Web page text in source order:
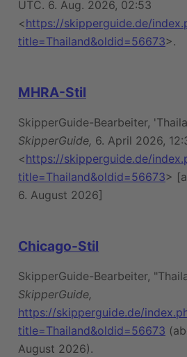
UTC. 6. Aug. 2026, 02:53
<https://skipperguide.de/
title=Thailand&oldid=56673>.
MHRA-Stil
SkipperGuide-Bearbeiter,
SkipperGuide, 6. April 2026,
<https://skipperguide.de/
title=Thailand&oldid=56673>
6. August 2026]
Chicago-Stil
SkipperGuide-Bearbeiter,
SkipperGuide,
https://skipperguide.de/
title=Thailand&oldid=56673
August 2026).